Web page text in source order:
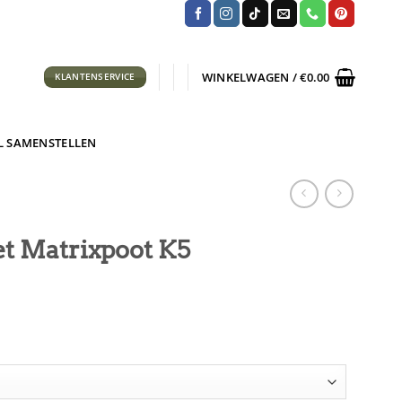
KLANTENSERVICE WINKELWAGEN /€0.00
SAMENSTELLEN
Matrixpoot K5